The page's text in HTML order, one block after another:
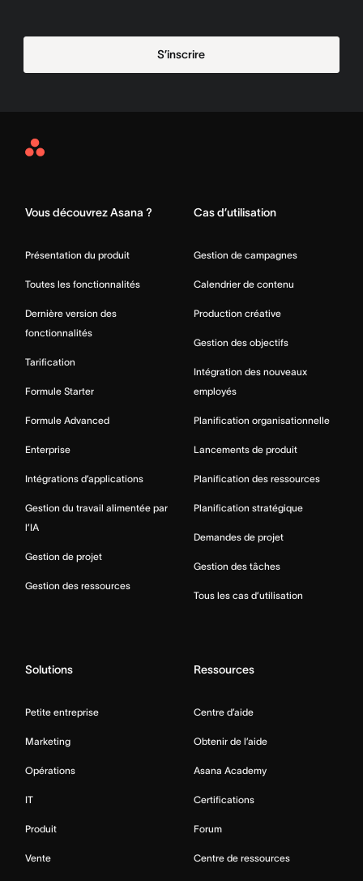
S’inscrire
Asana
Vous découvrez Asana ?
Présentation du produit
Toutes les fonctionnalités
Dernière version des
fonctionnalités
Tarification
Formule Starter
Formule Advanced
Enterprise
Intégrations d’applications
Gestion du travail alimentée par
l’IA
Gestion de projet
Gestion des ressources
Cas d’utilisation
Gestion de campagnes
Calendrier de contenu
Production créative
Gestion des objectifs
Intégration des nouveaux
employés
Planification organisationnelle
Lancements de produit
Planification des ressources
Planification stratégique
Demandes de projet
Gestion des tâches
Tous les cas d’utilisation
Solutions
Petite entreprise
Marketing
Opérations
IT
Produit
Vente
Ressources
Centre d’aide
Obtenir de l’aide
Asana Academy
Certifications
Forum
Centre de ressources